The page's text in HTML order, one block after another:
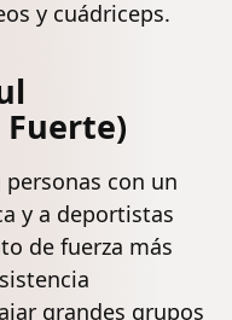
y cuádriceps.
Fuerte)
con un
y a deportistas
de fuerza más
grandes grupos